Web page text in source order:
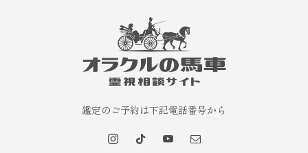
鑑定のご予約は下記電話番号から